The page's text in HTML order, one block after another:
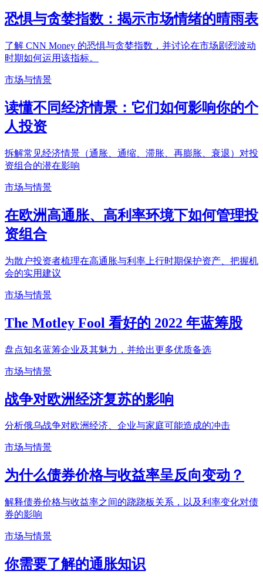
恐惧与贪婪指数：揭示市场情绪的晴雨表
了解 CNN Money 的恐惧与贪婪指数，并讨论在市场剧烈波动
时期如何运用该指标。
市场与情景
读懂不同经济情景：它们如何影响你的个
人投资
拆解常见经济情景（通胀、通缩、滞胀、再膨胀、衰退）对投
资组合的潜在影响
市场与情景
在欧洲高通胀、高利率环境下如何管理投
资组合
为散户投资者梳理在高通胀与利率上行时期保护资产、把握机
会的实用建议
市场与情景
The Motley Fool 看好的 2022 年蓝筹股
盘点知名蓝筹企业及其魅力，并给出更多优质备选
市场与情景
战争对欧洲经济复苏的影响
分析俄乌战争对欧洲经济、企业与家庭可能造成的冲击
市场与情景
为什么债券价格与收益率呈反向变动？
解释债券价格与收益率之间的跷跷板关系，以及利率变化对债
券的影响
市场与情景
你需要了解的通胀知识